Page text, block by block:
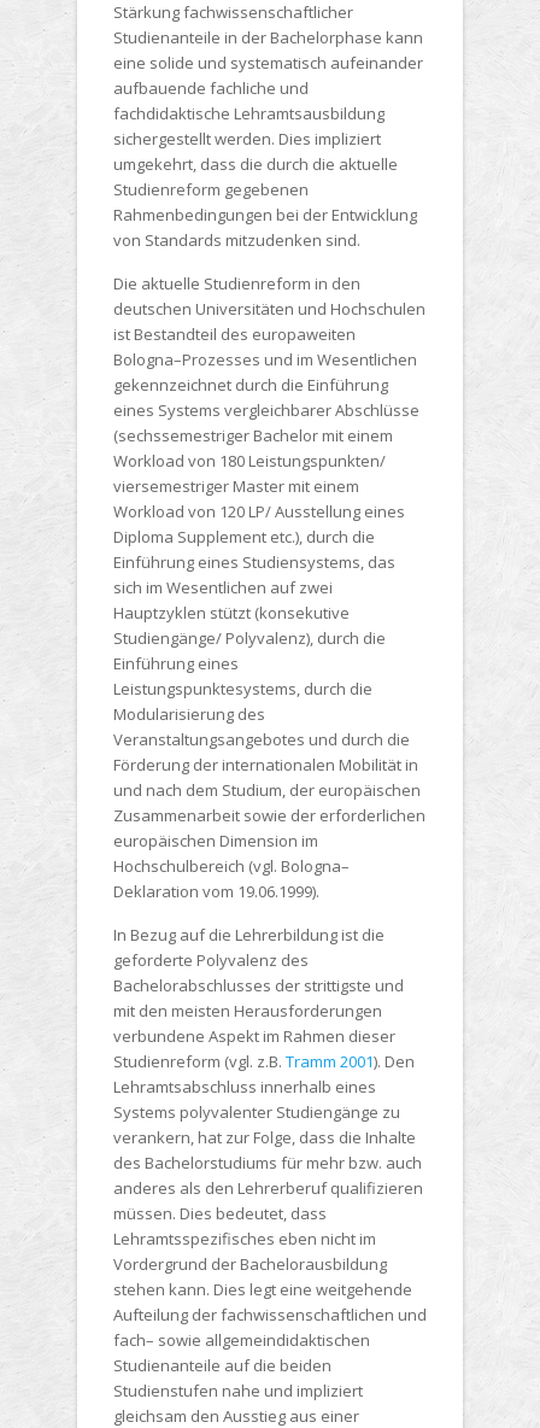
Stärkung fachwissenschaftlicher
Studienanteile in der Bachelorphase kann
eine solide und systematisch aufeinander
aufbauende fachliche und
fachdidaktische Lehramtsausbildung
sichergestellt werden. Dies impliziert
umgekehrt, dass die durch die aktuelle
Studienreform gegebenen
Rahmenbedingungen bei der Entwicklung
von Standards mitzudenken sind.
Die aktuelle Studienreform in den
deutschen Universitäten und Hochschulen
ist Bestandteil des europaweiten
Bologna–Prozesses und im Wesentlichen
gekennzeichnet durch die Einführung
eines Systems vergleichbarer Abschlüsse
(sechssemestriger Bachelor mit einem
Workload von 180 Leistungspunkten/
viersemestriger Master mit einem
Workload von 120 LP/ Ausstellung eines
Diploma Supplement etc.), durch die
Einführung eines Studiensystems, das
sich im Wesentlichen auf zwei
Hauptzyklen stützt (konsekutive
Studiengänge/ Polyvalenz), durch die
Einführung eines
Leistungspunktesystems, durch die
Modularisierung des
Veranstaltungsangebotes und durch die
Förderung der internationalen Mobilität in
und nach dem Studium, der europäischen
Zusammenarbeit sowie der erforderlichen
europäischen Dimension im
Hochschulbereich (vgl. Bologna–
Deklaration vom 19.06.1999).
In Bezug auf die Lehrerbildung ist die
geforderte Polyvalenz des
Bachelorabschlusses der strittigste und
mit den meisten Herausforderungen
verbundene Aspekt im Rahmen dieser
Studienreform (vgl. z.B. Tramm 2001). Den
Lehramtsabschluss innerhalb eines
Systems polyvalenter Studiengänge zu
verankern, hat zur Folge, dass die Inhalte
des Bachelorstudiums für mehr bzw. auch
anderes als den Lehrerberuf qualifizieren
müssen. Dies bedeutet, dass
Lehramtsspezifisches eben nicht im
Vordergrund der Bachelorausbildung
stehen kann. Dies legt eine weitgehende
Aufteilung der fachwissenschaftlichen und
fach– sowie allgemeindidaktischen
Studienanteile auf die beiden
Studienstufen nahe und impliziert
gleichsam den Ausstieg aus einer